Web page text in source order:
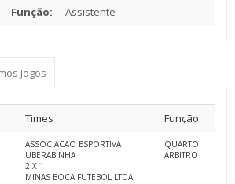
Função:
Assistente
Jogos
Times Função
ASSOCIACAO ESPORTIVA
UBERABINHA
2 X 1
MINAS BOCA FUTEBOL LTDA
QUARTO
ÁRBITRO